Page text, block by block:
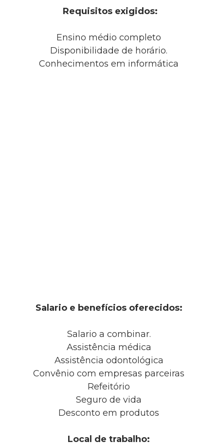
Requisitos exigidos:
Ensino médio completo
Disponibilidade de horário.
Conhecimentos em informática
Salario e benefícios oferecidos:
Salario a combinar.
Assistência médica
Assistência odontológica
Convênio com empresas parceiras
Refeitório
Seguro de vida
Desconto em produtos
Local de trabalho: